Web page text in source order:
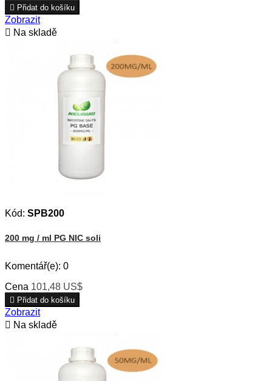
 Přidat do košíku
Zobrazit
 Na skladě
Kód: SPB200
200 mg / ml PG NIC soli
Komentář(e): 0
Cena 101,48 US$
 Přidat do košíku
Zobrazit
 Na skladě